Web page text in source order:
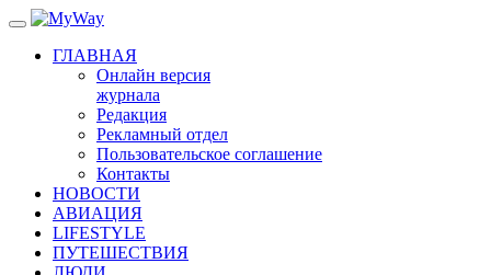
ГЛАВНАЯ
Онлайн версия
журнала
Редакция
Рекламный отдел
Пользовательское соглашение
Контакты
НОВОСТИ
АВИАЦИЯ
LIFESTYLE
ПУТЕШЕСТВИЯ